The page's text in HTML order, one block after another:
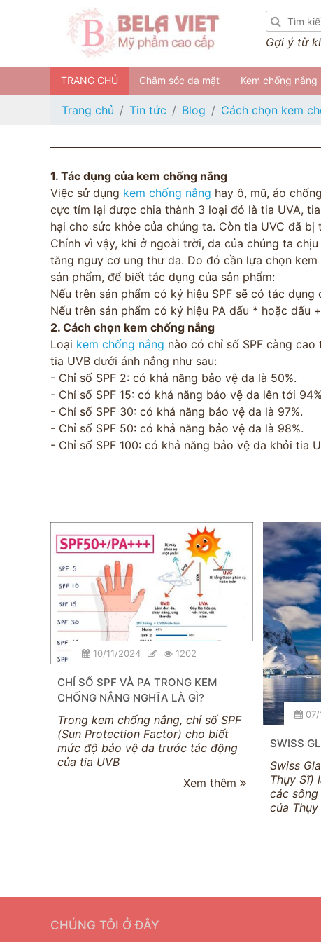
Gợi ý từ
TRANG CHỦ Chăm sóc da mặt Kem chống nắng
Trang chủ Tin tức Blog Cách chọn kem
1. Tác dụng của kem chống nắng
Việc sử dụng kem chống nắng hay ô, mũ, áo
cực tím lại được chia thành 3 loại đó là tia UVA,
hại cho sức khỏe của chúng ta. Còn tia UVC đã
Chính vì vậy, khi ở ngoài trời, da của chúng ta
tăng nguy cơ ung thư da. Do đó cần lựa chọn
sản phẩm, để biết tác dụng của sản phẩm:
Nếu trên sản phẩm có ký hiệu SPF sẽ có tác dụng
Nếu trên sản phẩm có ký hiệu PA dấu * hoặc dấu
2. Cách chọn kem chống nắng
Loại kem chống nắng nào có chỉ số SPF càng
tia UVB dưới ánh nắng như sau:
- Chỉ số SPF 2: có khả năng bảo vệ da là 50%.
- Chỉ số SPF 15: có khả năng bảo vệ da lên tới
- Chỉ số SPF 30: có khả năng bảo vệ da là 97%.
- Chỉ số SPF 50: có khả năng bảo vệ da là 98%.
- Chỉ số SPF 100: có khả năng bảo vệ da khỏi tia
10/11/2024 1202
CHỈ SỐ SPF VÀ PA TRONG KEM
CHỐNG NẮNG NGHĨA LÀ GÌ?
Trong kem chống nắng, chỉ số SPF
(Sun Protection Factor) cho biết
mức độ bảo vệ da trước tác động
của tia UVB
Xem thêm
SWISS
Swiss
Thụy Sĩ)
các
của Thụy
CHÚNG TÔI Ở ĐÂY